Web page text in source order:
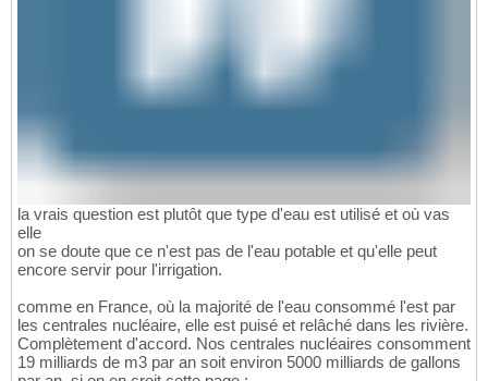
la vrais question est plutôt que type d'eau est utilisé et où vas
elle
on se doute que ce n'est pas de l'eau potable et qu'elle peut
encore servir pour l'irrigation.
comme en France, où la majorité de l'eau consommé l'est par
les centrales nucléaire, elle est puisé et relâché dans les rivière.
Complètement d'accord. Nos centrales nucléaires consomment
19 milliards de m3 par an soit environ 5000 milliards de gallons